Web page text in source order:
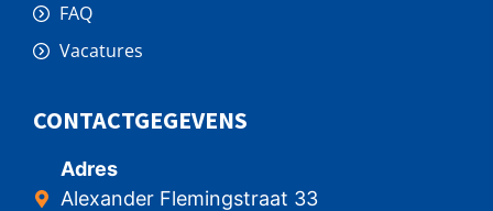
FAQ
Vacatures
CONTACTGEGEVENS
Adres
Alexander Flemingstraat 33